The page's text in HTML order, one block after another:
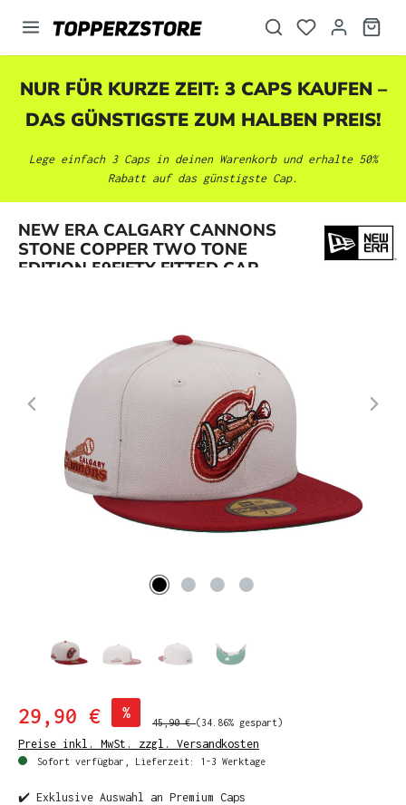
springen
NUR FÜR KURZE ZEIT: 3 CAPS KAUFEN –
DAS GÜNSTIGSTE ZUM HALBEN PREIS!
Lege einfach 3 Caps in deinen Warenkorb und erhalte 50%
Rabatt auf das günstigste Cap.
NEW ERA CALGARY CANNONS
STONE COPPER TWO TONE
EDITION 59FIFTY FITTED CAP
Bildergalerie überspringen
29,90 € %
45,90 €(34.86% gespart)
Preise inkl. MwSt. zzgl. Versandkosten
Sofort verfügbar, Lieferzeit: 1-3 Werktage
✔️ Exklusive Auswahl an Premium Caps